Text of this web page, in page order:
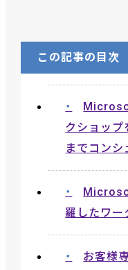
この記事の目次
クショップ
までコン
羅したワー
お客様